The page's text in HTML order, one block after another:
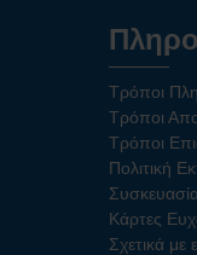
Τρόποι
Τρόποι
Τρόποι
Πολιτική
Κάρτες
Σχετικά με